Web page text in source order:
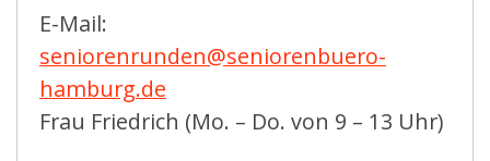
E-Mail:
seniorenrunden@seniorenbuero-
hamburg.de
Frau Friedrich (Mo. – Do. von 9 – 13 Uhr)